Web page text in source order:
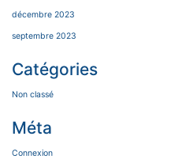
décembre 2023
septembre 2023
Catégories
Non classé
Méta
Connexion